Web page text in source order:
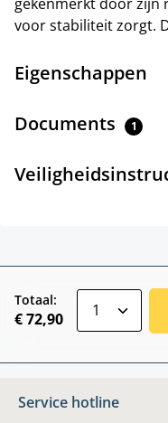
voor stabiliteit zorgt.
Eigenschappen
Documents 1
Totaal:
€ 72,90
Service hotline